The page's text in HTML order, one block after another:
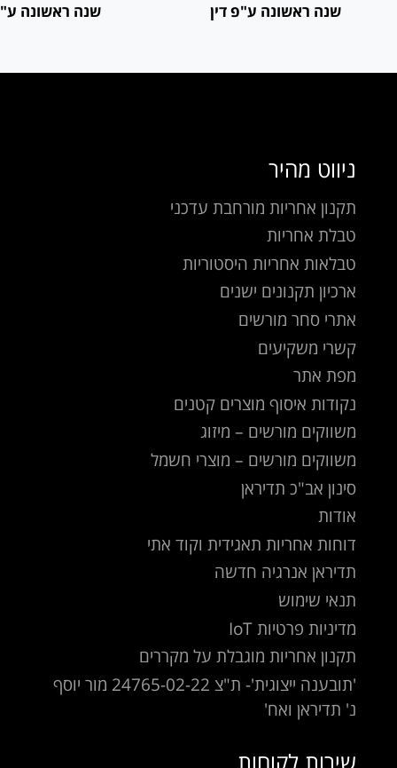
שנה ראשונה ע"פ דין שנה ראשונה
ניווט מהיר
תקנון אחריות מורחבת עדכני
טבלת אחריות
טבלאות אחריות היסטוריות
ארכיון תקנונים ישנים
אתרי סחר מורשים
קשרי משקיעים
מפת אתר
נקודות איסוף מוצרים קטנים
משווקים מורשים – מיזוג
משווקים מורשים – מוצרי חשמל
סינון אב"כ תדיראן
אודות
דוחות אחריות תאגידית וקוד אתי
תדיראן אנרגיה חדשה
תנאי שימוש
מדיניות פרטיות IoT
תקנון אחריות מוגבלת על מקררים
'תובענה ייצוגית'- ת"צ 24765-02-22 מור יוסף
נ' תדיראן ואח'